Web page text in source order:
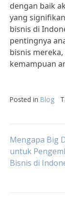
dengan baik
yang
bisnis di
pentingnya
bisnis
kemampuan
Posted in Blog
Post
Mengapa Big
untuk
Bisnis di